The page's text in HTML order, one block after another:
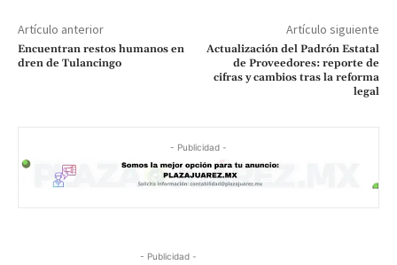
Artículo anterior
Encuentran restos humanos en
dren de Tulancingo
Artículo siguiente
Actualización del Padrón Estatal
de Proveedores: reporte de
cifras y cambios tras la reforma
legal
- Publicidad -
- Publicidad -